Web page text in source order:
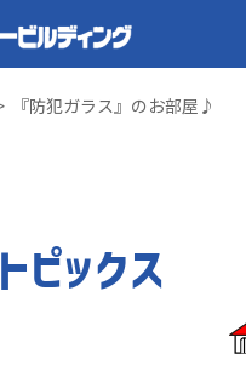
『防犯ガラス』のお部屋♪
トピックス